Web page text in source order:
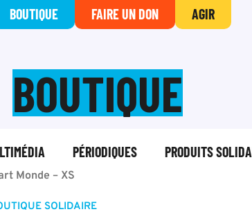
BOUTIQUE FAIRE UN DON AGIR
BOUTIQUE
PÉRIODIQUES PRODUITS
Monde – XS
SOLIDAIRE